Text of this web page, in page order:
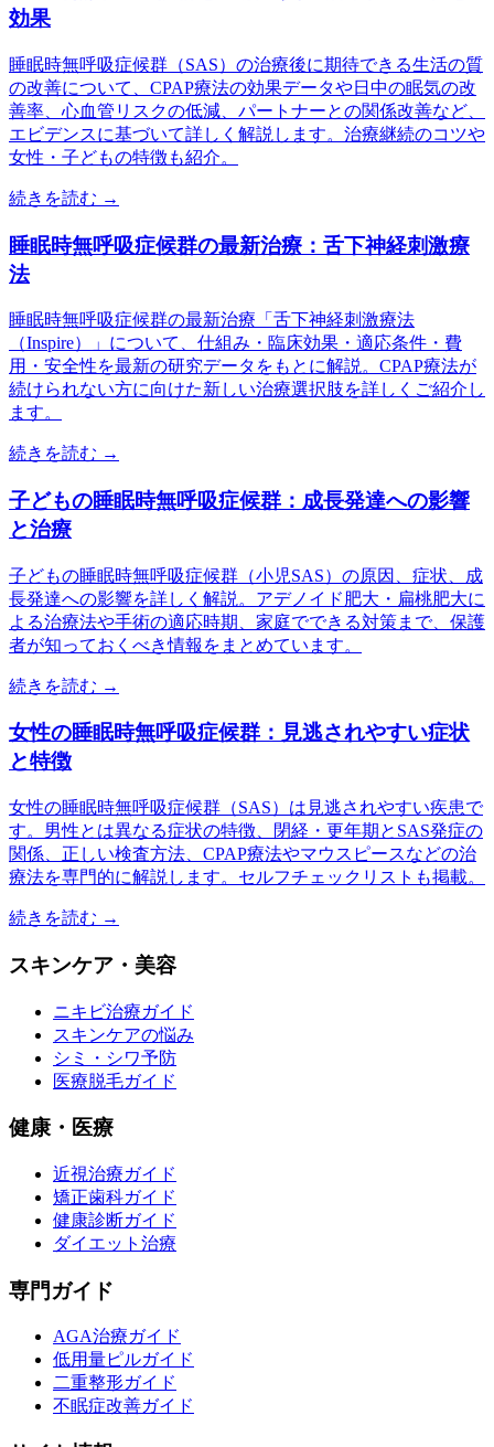
効果
睡眠時無呼吸症候群（SAS）の治療後に期待できる生活の質
の改善について、CPAP療法の効果データや日中の眠気の改
善率、心血管リスクの低減、パートナーとの関係改善など、
エビデンスに基づいて詳しく解説します。治療継続のコツや
女性・子どもの特徴も紹介。
続きを読む →
睡眠時無呼吸症候群の最新治療：舌下神経刺激療
法
睡眠時無呼吸症候群の最新治療「舌下神経刺激療法
（Inspire）」について、仕組み・臨床効果・適応条件・費
用・安全性を最新の研究データをもとに解説。CPAP療法が
続けられない方に向けた新しい治療選択肢を詳しくご紹介し
ます。
続きを読む →
子どもの睡眠時無呼吸症候群：成長発達への影響
と治療
子どもの睡眠時無呼吸症候群（小児SAS）の原因、症状、成
長発達への影響を詳しく解説。アデノイド肥大・扁桃肥大に
よる治療法や手術の適応時期、家庭でできる対策まで、保護
者が知っておくべき情報をまとめています。
続きを読む →
女性の睡眠時無呼吸症候群：見逃されやすい症状
と特徴
女性の睡眠時無呼吸症候群（SAS）は見逃されやすい疾患で
す。男性とは異なる症状の特徴、閉経・更年期とSAS発症の
関係、正しい検査方法、CPAP療法やマウスピースなどの治
療法を専門的に解説します。セルフチェックリストも掲載。
続きを読む →
スキンケア・美容
ニキビ治療ガイド
スキンケアの悩み
シミ・シワ予防
医療脱毛ガイド
健康・医療
近視治療ガイド
矯正歯科ガイド
健康診断ガイド
ダイエット治療
専門ガイド
AGA治療ガイド
低用量ピルガイド
二重整形ガイド
不眠症改善ガイド